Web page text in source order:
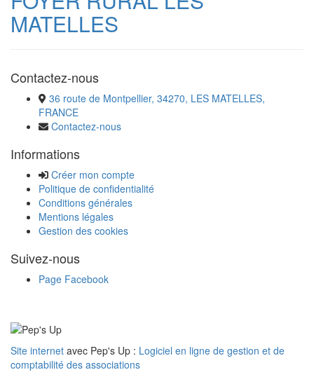
MATELLES
Contactez-nous
36 route de Montpellier, 34270, LES MATELLES,
FRANCE
Contactez-nous
Informations
Créer mon compte
Politique de confidentialité
Conditions générales
Mentions légales
Gestion des cookies
Suivez-nous
Page Facebook
Site internet avec Pep's Up : Logiciel en ligne de gestion et de
comptabilité des associations